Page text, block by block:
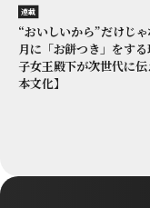
連載
“おいしいから”だけじ
月に「お餅つき」をす
子女王殿下が次世代に伝
本文化】